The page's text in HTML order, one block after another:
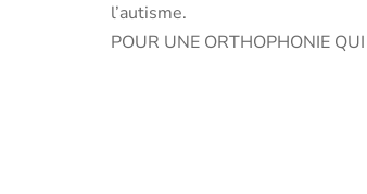
l’autisme.
POUR UNE ORTHOPHONIE